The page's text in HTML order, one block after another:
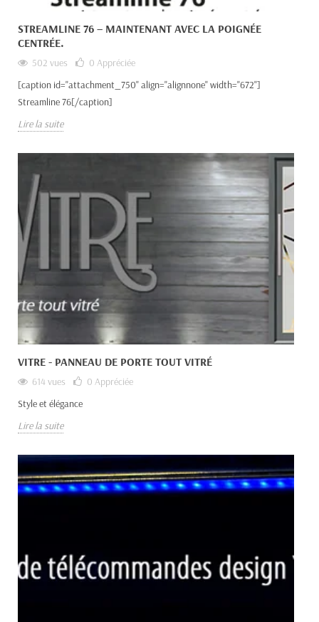
STREAMLINE 76 – MAINTENANT AVEC LA POIGNÉE
CENTRÉE.
502 vues 0 Appréciée
[caption id="attachment_750" align="alignnone" width="672"]
Streamline 76[/caption]
Lire la suite
VITRE - PANNEAU DE PORTE TOUT VITRÉ
614 vues 0 Appréciée
Style et élégance
Lire la suite